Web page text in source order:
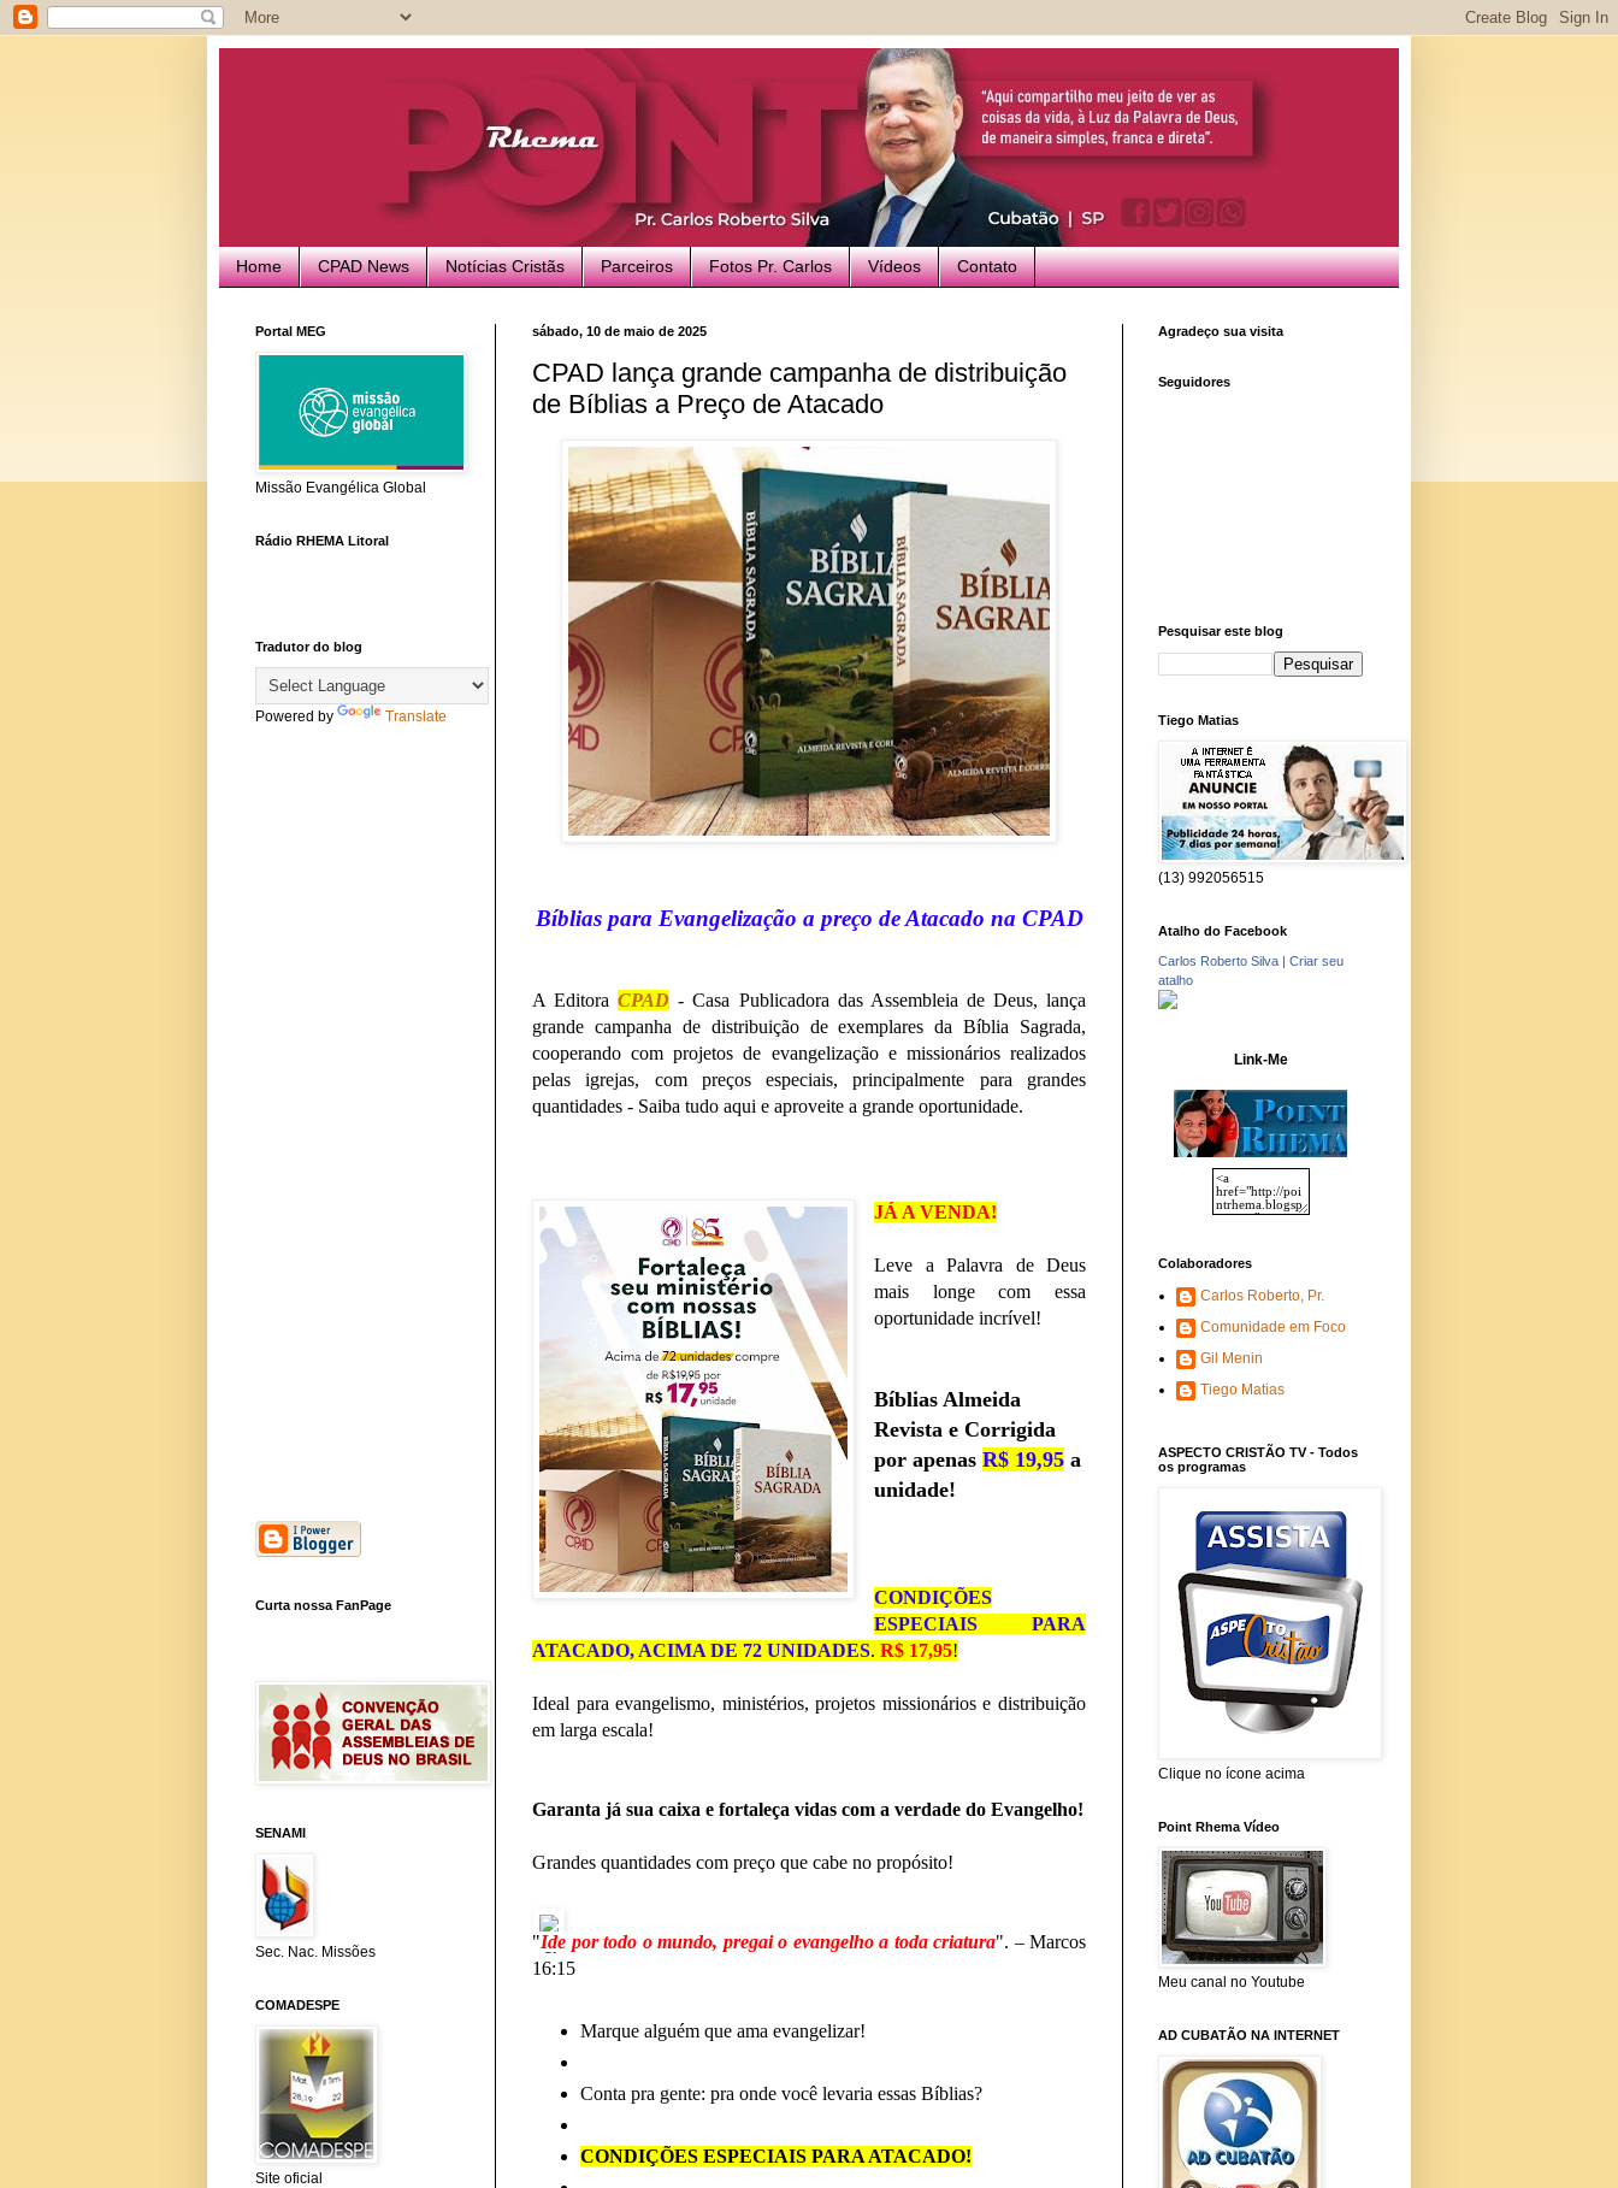
Home CPAD News Notícias Cristãs Parceiros Fotos Pr. Carlos Vídeos Contato
sábado, 10 de maio de 2025
CPAD lança grande campanha de distribuição
de Bíblias a Preço de Atacado
Bíblias para Evangelização a preço de Atacado na CPAD
A EditoraCPAD - Casa Publicadora das Assembleia de Deus, lança
grande campanha de distribuição de exemplares da Bíblia Sagrada,
cooperando com projetos de evangelização e missionários realizados
pelas igrejas, com preços especiais, principalmente para grandes
quantidades - Saiba tudo aqui e aproveite a grande oportunidade.
JÁ A VENDA!
Leve a Palavra de Deus
mais longe com essa
oportunidade incrível!
Bíblias Almeida
Revista e Corrigida
por apenas R$ 19,95 a
unidade!
CONDIÇÕES
ESPECIAIS PARA
ATACADO, ACIMA DE 72 UNIDADES. R$ 17,95!
Ideal para evangelismo, ministérios, projetos missionários e distribuição
em larga escala!
Garanta já sua caixa e fortaleça vidas com a verdade do Evangelho!
Grandes quantidades com preço que cabe no propósito!
"Ide por todo o mundo, pregai o evangelho a toda criatura". – Marcos
16:15
Marque alguém que ama evangelizar!
Conta pra gente: pra onde você levaria essas Bíblias?
CONDIÇÕES ESPECIAIS PARA ATACADO!
Portal MEG
Missão Evangélica Global
Rádio RHEMA Litoral
Tradutor do blog
Powered by Translate
Curta nossa FanPage
SENAMI
Sec. Nac. Missões
COMADESPE
Site oficial
Agradeço sua visita
Seguidores
Pesquisar este blog
Tiego Matias
(13) 992056515
Atalho do Facebook
Carlos Roberto Silva | Criar seu
atalho
Link-Me
Colaboradores
Carlos Roberto, Pr.
Comunidade em Foco
Gil Menin
Tiego Matias
ASPECTO CRISTÃO TV - Todos
os programas
Clique no ícone acima
Point Rhema Vídeo
Meu canal no Youtube
AD CUBATÃO NA INTERNET